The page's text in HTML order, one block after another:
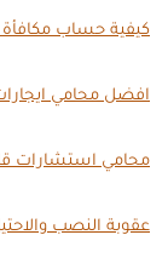
كيفية حساب مكافأة
افضل محامي
محامي استشارات
عقوبة النصب